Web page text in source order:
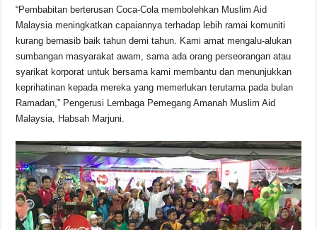
“Pembabitan berterusan Coca-Cola membolehkan Muslim Aid
Malaysia meningkatkan capaiannya terhadap lebih ramai komuniti
kurang bernasib baik tahun demi tahun. Kami amat mengalu-alukan
sumbangan masyarakat awam, sama ada orang perseorangan atau
syarikat korporat untuk bersama kami membantu dan menunjukkan
keprihatinan kepada mereka yang memerlukan terutama pada bulan
Ramadan,” Pengerusi Lembaga Pemegang Amanah Muslim Aid
Malaysia, Habsah Marjuni.